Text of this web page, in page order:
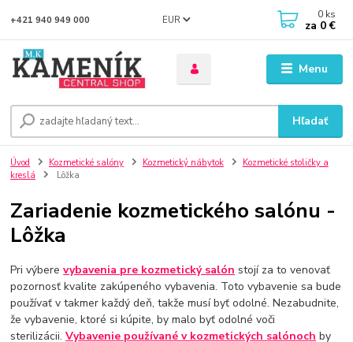
Menu
EUR
Hľadať
+421 940 949 000 0 ks
za 0 €
Úvod Kozmetické salóny Kozmetický nábytok
Kozmetické stoličky a
kreslá
Lôžka
Zariadenie kozmetického salónu -
Lôžka
Pri výberevybavenia pre kozmetický salón stojí za to venovať
pozornosť kvalite zakúpeného vybavenia. Toto vybavenie sa bude
používať v takmer každý deň, takže musí byť odolné. Nezabudnite,
že vybavenie, ktoré si kúpite, by malo byť odolné voči
sterilizácii.Vybavenie používané v kozmetických salónoch by